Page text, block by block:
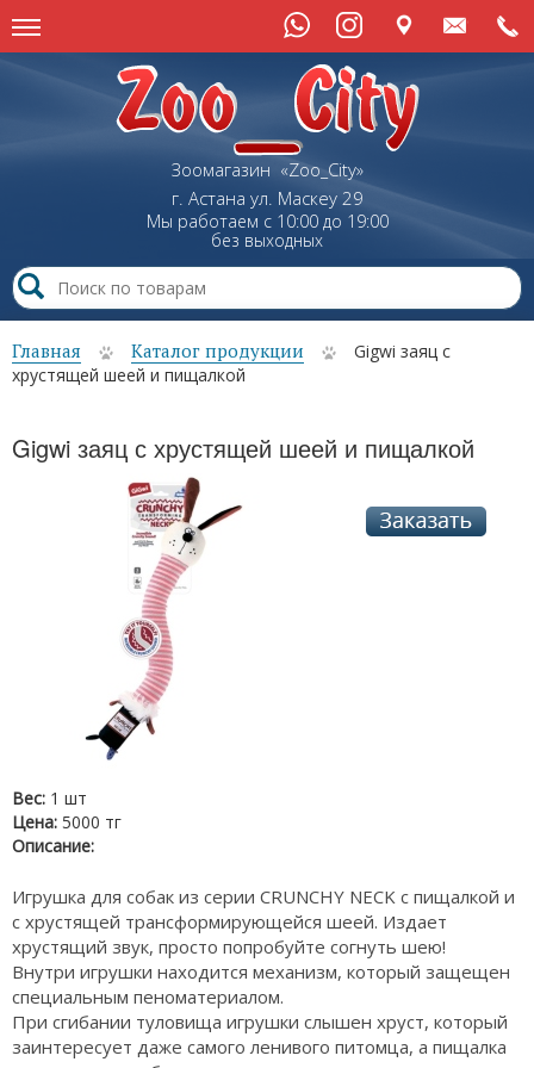
Зоомагазин «Zoo_City»
г. Астана ул. Маскеу29
Мы работаем с 10:00 до 19:00
без выходных
Главная Каталог продукции
Gigwi заяц с
хрустящей шеей и пищалкой
Gigwi заяц с хрустящей шеей и пищалкой
Вес: 1 шт
Цена: 5000 тг
Описание:
Игрушка для собак из серии CRUNCHY NECK с пищалкой и
с хрустящей трансформирующейся шеей. Издает
хрустящий звук, просто попробуйте согнуть шею!
Внутри игрушки находится механизм, который защещен
специальным пеноматериалом.
При сгибании туловища игрушки слышен хруст, который
заинтересует даже самого ленивого питомца, а пищалка